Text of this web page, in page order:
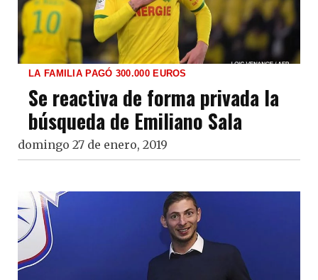
LA FAMILIA PAGÓ 300.000 EUROS
Se reactiva de forma privada la
búsqueda de Emiliano Sala
domingo 27 de enero, 2019